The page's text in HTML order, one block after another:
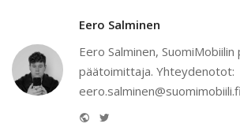
Eero Salminen
Eero Salminen,
päätoimittaja. Yhteydenotot:
eero.salminen@suomimobiili.fi
Website